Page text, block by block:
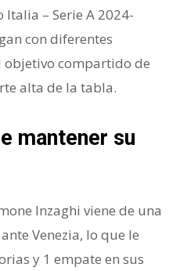
– Serie A 2024-
con diferentes
objetivo compartido de
alta de la tabla.
mantener su
Inzaghi viene de una
Venezia, lo que le
y 1 empate en sus